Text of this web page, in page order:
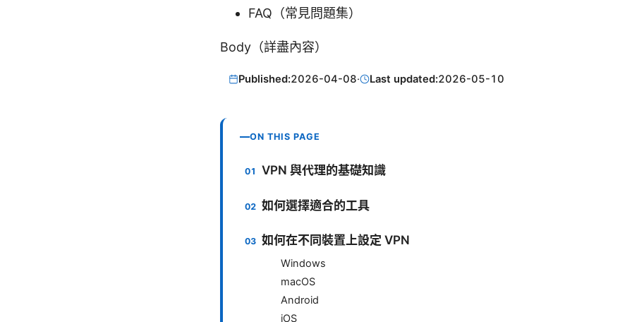
FAQ（常見問題集）
Body（詳盡內容）
Published:2026-04-08· Last updated:2026-05-10
ON THIS PAGE
VPN 與代理的基礎知識
如何選擇適合的工具
如何在不同裝置上設定 VPN
Windows
macOS
Android
iOS